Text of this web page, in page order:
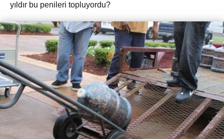
yıldır bu penileri topluyordu?